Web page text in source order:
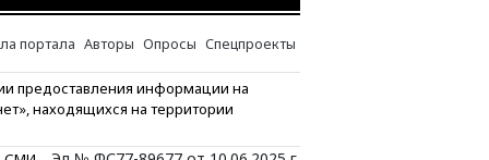
портала Авторы Опросы Спецпроекты
предоставления информации на
находящихся на территории